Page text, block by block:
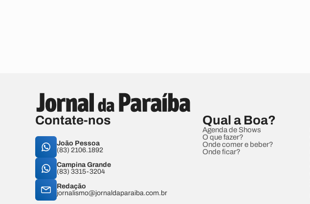
Contate-nos
João Pessoa
(83) 2106.1892
Campina Grande
(83) 3315-3204
Redação
jornalismo@jornaldaparaiba.com.br
Qual a Boa?
Agenda de Shows
O que fazer?
Onde comer e beber?
Onde ficar?